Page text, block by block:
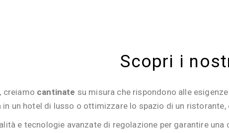
Scopri i
, creiamo cantinate su misura che rispondono alle
in un hotel di lusso o ottimizzare lo spazio di un
e tecnologie avanzate di regolazione per garantire